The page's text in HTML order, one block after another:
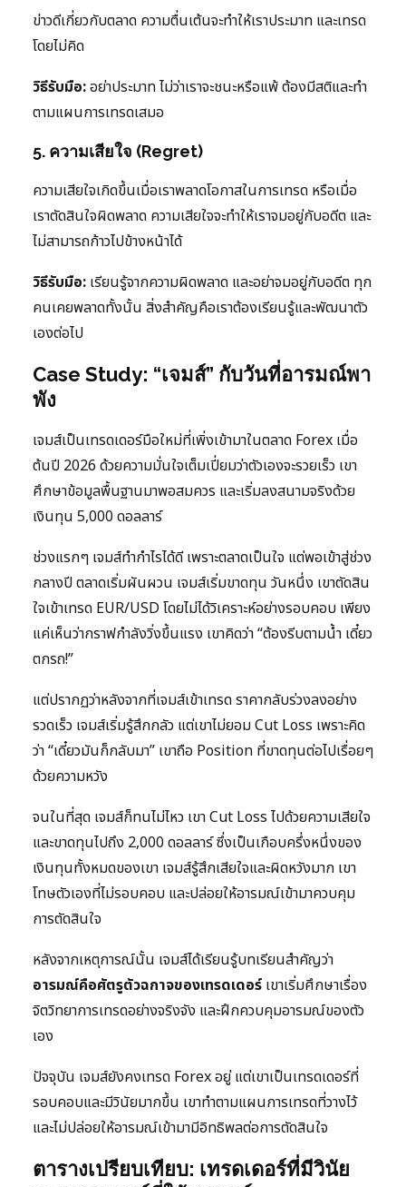
ข่าวดีเกี่ยวกับตลาด ความตื่นเต้นจะทำให้เราประมาท และเทรด
โดยไม่คิด
วิธีรับมือ:อย่าประมาท ไม่ว่าเราจะชนะหรือแพ้ ต้องมีสติและทำ
ตามแผนการเทรดเสมอ
5. ความเสียใจ (Regret)
ความเสียใจเกิดขึ้นเมื่อเราพลาดโอกาสในการเทรด หรือเมื่อ
เราตัดสินใจผิดพลาด ความเสียใจจะทำให้เราจมอยู่กับอดีต และ
ไม่สามารถก้าวไปข้างหน้าได้
วิธีรับมือ: เรียนรู้จากความผิดพลาด และอย่าจมอยู่กับอดีต ทุก
คนเคยพลาดทั้งนั้น สิ่งสำคัญคือเราต้องเรียนรู้และพัฒนาตัว
เองต่อไป
Case Study: “เจมส์” กับวันที่อารมณ์พา
พัง
เจมส์เป็นเทรดเดอร์มือใหม่ที่เพิ่งเข้ามาในตลาด Forex เมื่อ
ต้นปี 2026 ด้วยความมั่นใจเต็มเปี่ยมว่าตัวเองจะรวยเร็ว เขา
ศึกษาข้อมูลพื้นฐานมาพอสมควร และเริ่มลงสนามจริงด้วย
เงินทุน 5,000 ดอลลาร์
ช่วงแรกๆ เจมส์ทำกำไรได้ดี เพราะตลาดเป็นใจ แต่พอเข้าสู่ช่วง
กลางปี ตลาดเริ่มผันผวน เจมส์เริ่มขาดทุน วันหนึ่ง เขาตัดสิน
ใจเข้าเทรด EUR/USD โดยไม่ได้วิเคราะห์อย่างรอบคอบ เพียง
แค่เห็นว่ากราฟกำลังวิ่งขึ้นแรง เขาคิดว่า “ต้องรีบตามน้ำ เดี๋ยว
ตกรถ!”
แต่ปรากฏว่าหลังจากที่เจมส์เข้าเทรด ราคากลับร่วงลงอย่าง
รวดเร็ว เจมส์เริ่มรู้สึกกลัว แต่เขาไม่ยอม Cut Loss เพราะคิด
ว่า “เดี๋ยวมันก็กลับมา” เขาถือ Position ที่ขาดทุนต่อไปเรื่อยๆ
ด้วยความหวัง
จนในที่สุด เจมส์ก็ทนไม่ไหว เขา Cut Loss ไปด้วยความเสียใจ
และขาดทุนไปถึง 2,000 ดอลลาร์ ซึ่งเป็นเกือบครึ่งหนึ่งของ
เงินทุนทั้งหมดของเขา เจมส์รู้สึกเสียใจและผิดหวังมาก เขา
โทษตัวเองที่ไม่รอบคอบ และปล่อยให้อารมณ์เข้ามาควบคุม
การตัดสินใจ
หลังจากเหตุการณ์นั้น เจมส์ได้เรียนรู้บทเรียนสำคัญว่า
อารมณ์คือศัตรูตัวฉกาจของเทรดเดอร์ เขาเริ่มศึกษาเรื่อง
จิตวิทยาการเทรดอย่างจริงจัง และฝึกควบคุมอารมณ์ของตัว
เอง
ปัจจุบัน เจมส์ยังคงเทรด Forex อยู่ แต่เขาเป็นเทรดเดอร์ที่
รอบคอบและมีวินัยมากขึ้น เขาทำตามแผนการเทรดที่วางไว้
และไม่ปล่อยให้อารมณ์เข้ามามีอิทธิพลต่อการตัดสินใจ
ตารางเปรียบเทียบ: เทรดเดอร์ที่มีวินัย